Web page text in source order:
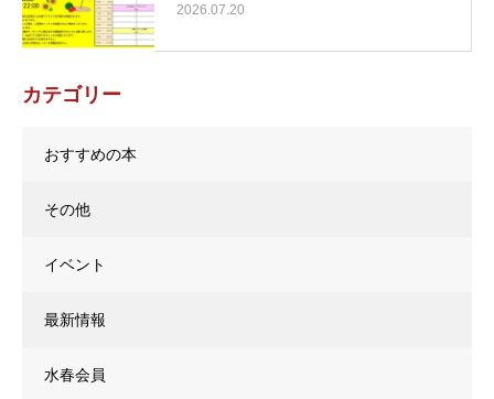
2026.07.20
カテゴリー
おすすめの本
その他
イベント
最新情報
水春会員